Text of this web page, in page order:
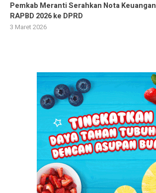
Pemkab Meranti Serahkan Nota Keuangan
RAPBD 2026 ke DPRD
3 Maret 2026